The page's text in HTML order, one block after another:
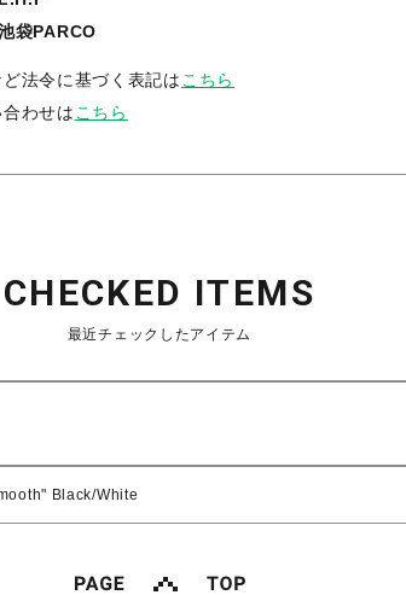
袋PARCO
法令に基づく表記は こちら
わせは こちら
CHECKED ITEMS
最近チェックしたアイテム
Black/White